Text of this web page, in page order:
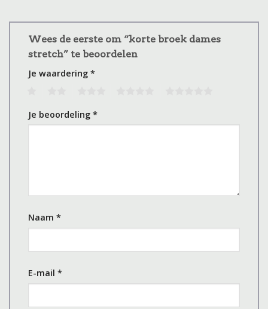
Wees de eerste om “korte broek dames
stretch” te beoordelen
Je waardering *
Je beoordeling *
Naam *
E-mail *